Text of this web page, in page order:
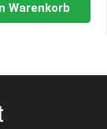
Warenkorb